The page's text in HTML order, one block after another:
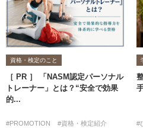
資格・検定のこと
［ PR ］ 「NASM認定パーソナル
トレーナー」とは？“安全で効果
的...
#PROMOTION #資格・検定紹介 #